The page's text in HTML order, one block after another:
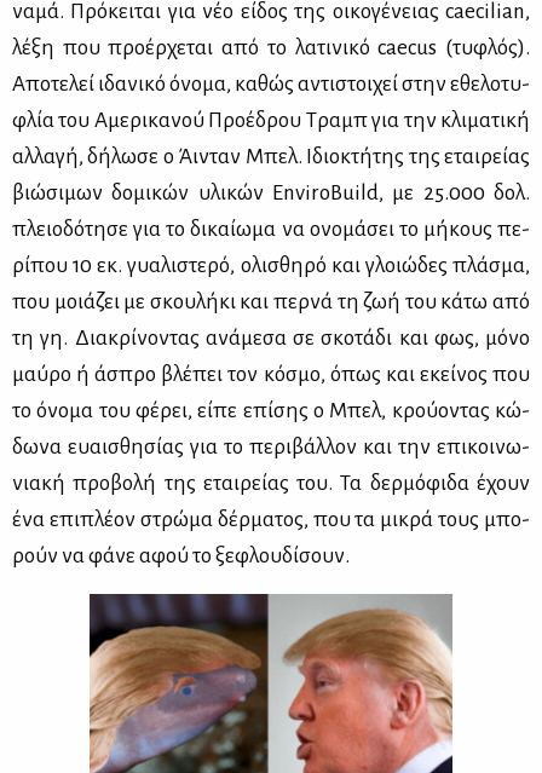
να­μά. Πρό­κει­ται για νέο εί­δος της οι­κο­γέ­νειας caecilian,
λέ­ξη που προ­έρ­χε­ται από το λα­τι­νι­κό caecus (τυ­φλός).
Απο­τε­λεί ιδα­νι­κό όνο­μα, κα­θώς αντι­στοι­χεί στην εθε­λο­τυ­
φλία του Αμε­ρι­κα­νού Προ­έ­δρου Τραμπ για την κλι­μα­τι­κή
αλ­λα­γή, δή­λω­σε ο Άι­νταν Μπελ. Ιδιο­κτή­της της εται­ρεί­ας
βιώ­σι­μων δο­μι­κών υλι­κών EnviroBuild, με 25.000 δολ.
πλειο­δό­τη­σε για το δι­καί­ω­μα να ονο­μά­σει το μή­κους πε­
ρί­που 10 εκ. γυα­λι­στε­ρό, ολι­σθη­ρό και γλοιώ­δες πλά­σμα,
που μοιά­ζει με σκου­λή­κι και περ­νά τη ζωή του κά­τω από
τη γη. Δια­κρί­νο­ντας ανά­με­σα σε σκο­τά­δι και φως, μό­νο
μαύ­ρο ή άσπρο βλέ­πει τον κό­σμο, όπως και εκεί­νος που
το όνο­μα του φέ­ρει, εί­πε επί­σης ο Μπελ, κρού­ο­ντας κώ­
δω­να ευαι­σθη­σί­ας για το πε­ρι­βάλ­λον και την επι­κοι­νω­
νια­κή προ­βο­λή της εται­ρεί­ας του. Τα δερ­μό­φι­δα έχουν
ένα επι­πλέ­ον στρώ­μα δέρ­μα­τος, που τα μι­κρά τους μπο­
ρούν να φά­νε αφού το ξε­φλου­δί­σουν.